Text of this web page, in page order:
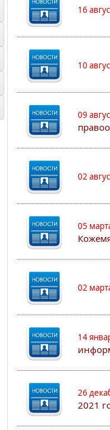
16
10
09
02
05
02
14
26
2021